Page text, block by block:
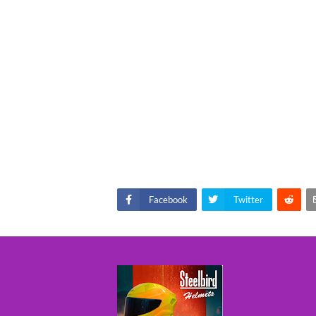
Facebook Twitter